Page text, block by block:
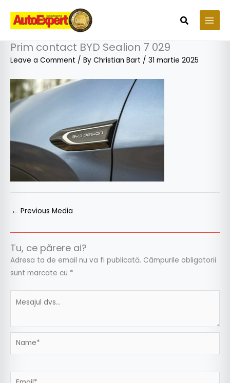
content
Search
Prim contact BYD Sealion 7 029
Leave a Comment / By Christian Bart / 31 martie 2025
← Previous Media
Tu, ce părere ai?
Adresa ta de email nu va fi publicată. Câmpurile obligatorii
sunt marcate cu *
Name*
Email*